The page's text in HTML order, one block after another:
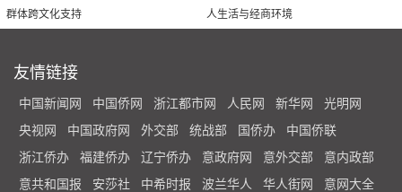
群体跨文化支持
人生活与经商环境
友情链接
中国新闻网 中国侨网 浙江都市网 人民网 新华网
光明网
央视网
中国政府网 外交部 统战部 国侨办
中国侨联
浙江侨办
福建侨办 辽宁侨办 意政府网 意外交部
意内政部
意共和国报
安莎社 中希时报 波兰华人 华人街网 意网大全